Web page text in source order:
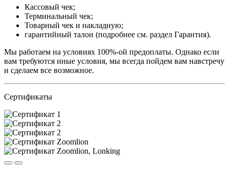
Кассовый чек;
Терминальный чек;
Товарный чек и накладную;
гарантийный талон (подробнее см. раздел Гарантия).
Мы работаем на условиях 100%-ой предоплаты. Однако если
вам требуются иные условия, мы всегда пойдем вам навстречу
и сделаем все возможное.
Сертификаты